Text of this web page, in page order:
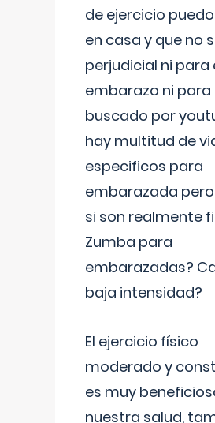
de ejercicio
en casa y que no
perjudicial ni para
embarazo ni para
buscado por
hay multitud de
especificos para
embarazada
si son realmente
Zumba para
embarazadas?
baja intensidad?
El ejercicio físico
moderado y
es muy
nuestra salud,